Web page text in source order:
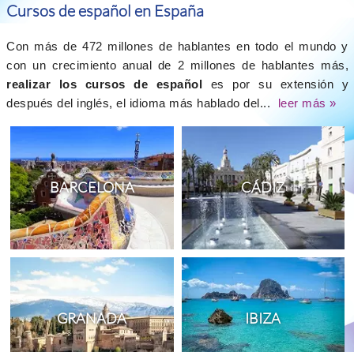
Cursos de español en España
Con más de 472 millones de hablantes en todo el mundo y
con un crecimiento anual de 2 millones de hablantes más,
realizar los cursos de español es por su extensión y
después del inglés, el idioma más hablado del...
leer más »
BARCELONA CÁDIZ
GRANADA IBIZA